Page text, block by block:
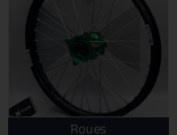
Roues